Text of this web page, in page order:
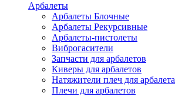
Арбалеты
Арбалеты Блочные
Арбалеты Рекурсивные
Арбалеты-пистолеты
Виброгасители
Запчасти для арбалетов
Киверы для арбалетов
Натяжители плеч для арбалета
Плечи для арбалетов